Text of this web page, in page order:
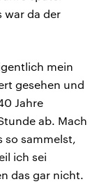
war da der
mein
gesehen und
Jahre
ab. Mach
so sammelst,
ich sei
das gar nicht.